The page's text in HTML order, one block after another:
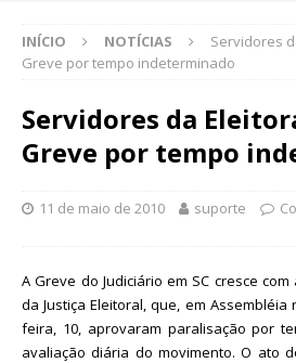
INÍCIO NOTÍCIAS
Servidores
Greve por tempo indeterminado
Servidores da
Greve por tempo
11 de maio de 2010 suporte
A Greve do Judiciário em SC cresce
da Justiça Eleitoral, que, em
feira, 10, aprovaram paralisação por
avaliação diária do movimento. O ato